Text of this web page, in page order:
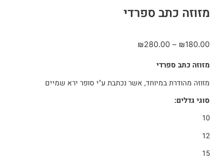
מזוזה כתב ספרדי
₪180.00
–
₪280.00
מזוזה כתב ספרדי
מזוזה מהודרת במיוחד, אשר נכתבת ע"י סופר ירא שמיים
סוגי גדלים:
10
12
15